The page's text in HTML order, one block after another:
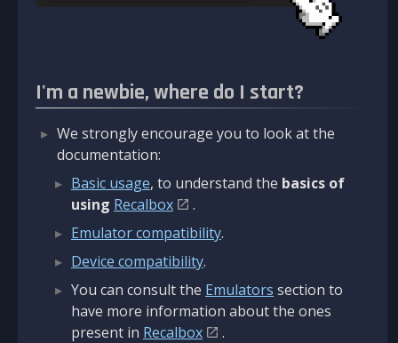
I'm a newbie, where do I start?
We strongly encourage you to look at the
documentation:
Basic usage, to understand the basics of
using Recalbox
.
Emulator compatibility.
Device compatibility.
You can consult the Emulators section to
have more information about the ones
present in Recalbox
.